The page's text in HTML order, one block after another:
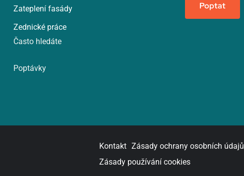
Zateplení fasády
Zednické práce
Často hledáte
Poptávky
Poptat
Kontakt Zásady ochrany osobních údajů
Zásady používání cookies